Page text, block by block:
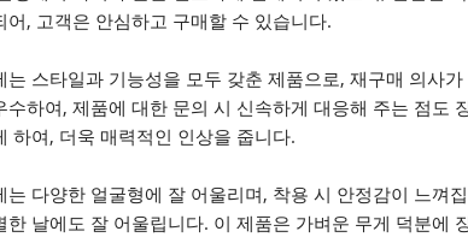
어, 고객은 안심하고 구매할 수 있습니다.
는 스타일과 기능성을 모두 갖춘 제품으로, 재구매 의사
수하여, 제품에 대한 문의 시 신속하게 대응해 주는 점도
하여, 더욱 매력적인 인상을 줍니다.
는 다양한 얼굴형에 잘 어울리며, 착용 시 안정감이 느껴
한 날에도 잘 어울립니다. 이 제품은 가벼운 무게 덕분에